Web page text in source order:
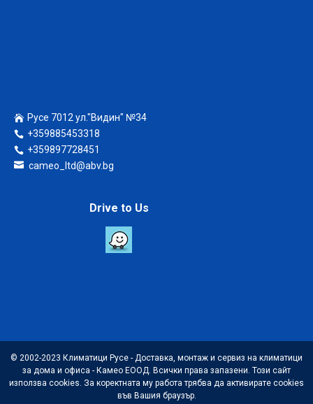
Русе 7012 ул."Видин" №34
+359885453318
+359897728451
cameo_ltd@abv.bg
Drive to Us
© 2002-2023 Климатици Русе - Доставка, монтаж и сервиз на климатици
за дома и офиса - Камео ЕООД. Всички права запазени. Този сайт
използва cookies. За коректната му работа трябва да активирате cookies
във Вашия браузър.